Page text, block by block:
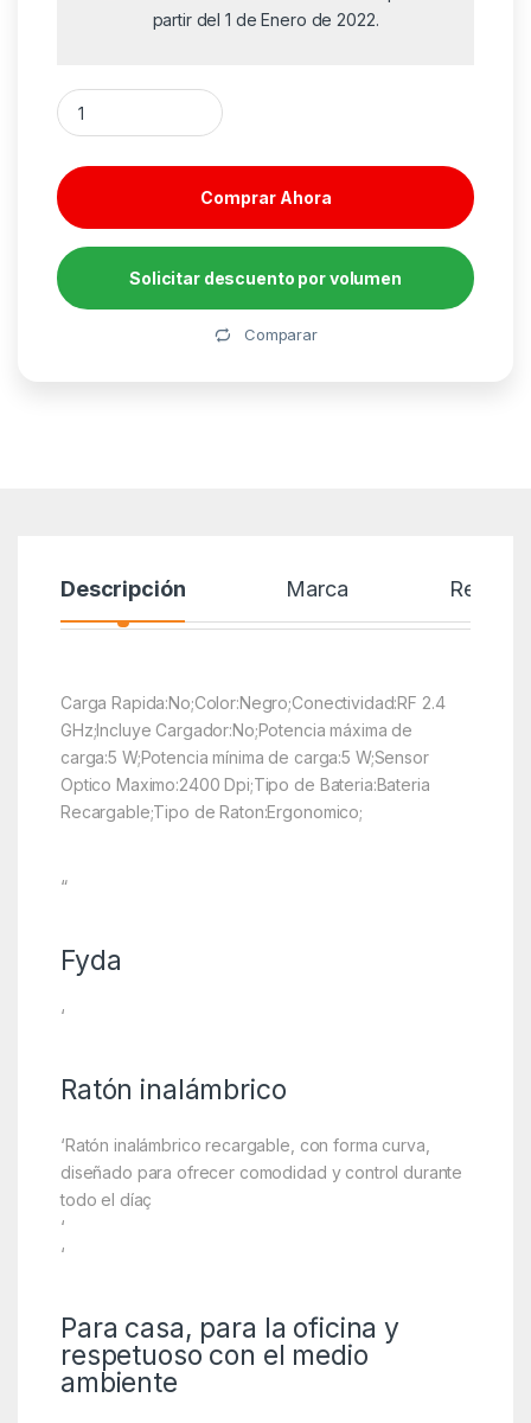
partir del 1 de Enero de 2022.
Ratón Ergonómico Inalámbrico Trust Fyda Eco/ Batería
Comprar Ahora
Solicitar descuento por volumen
Comparar
Descripción Marca Reseñas
Carga Rapida:No;Color:Negro;Conectividad:RF 2.4
GHz;Incluye Cargador:No;Potencia máxima de
carga:5 W;Potencia mínima de carga:5 W;Sensor
Optico Maximo:2400 Dpi;Tipo de Bateria:Bateria
Recargable;Tipo de Raton:Ergonomico;
“
Fyda
‘
Ratón inalámbrico
‘Ratón inalámbrico recargable, con forma curva,
diseñado para ofrecer comodidad y control durante
todo el díaç
‘
‘
Para casa, para la oficina y
respetuoso con el medio
ambiente